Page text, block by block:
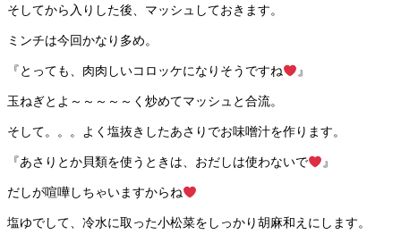
そしてから入りした後、マッシュしておきます。
ミンチは今回かなり多め。
『とっても、肉肉しいコロッケになりそうですね
』
玉ねぎとよ～～～～～く炒めてマッシュと合流。
そして。。。よく塩抜きしたあさりでお味噌汁を作ります。
『あさりとか貝類を使うときは、おだしは使わないで
』
だしが喧嘩しちゃいますからね
塩ゆでして、冷水に取った小松菜をしっかり胡麻和えにします。